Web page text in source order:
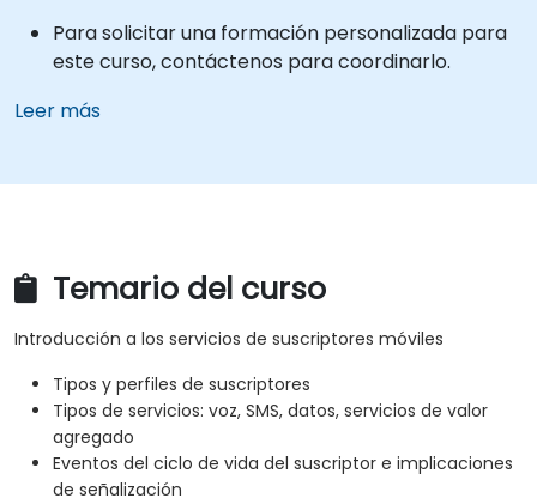
Para solicitar una formación personalizada para
este curso, contáctenos para coordinarlo.
Leer más
Temario del curso
Introducción a los servicios de suscriptores móviles
Tipos y perfiles de suscriptores
Tipos de servicios: voz, SMS, datos, servicios de valor
agregado
Eventos del ciclo de vida del suscriptor e implicaciones
de señalización